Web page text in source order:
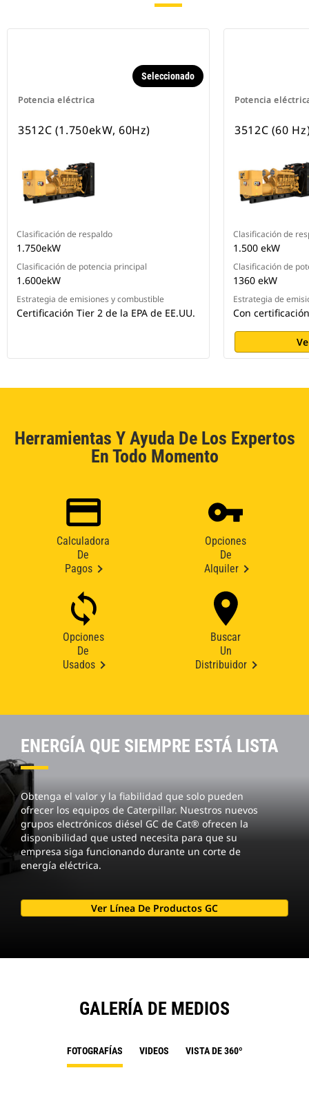
Potencia eléctrica
Seleccionado
3512C (1.750ekW, 60Hz)
Clasificación de respaldo
1.750ekW
Clasificación de potencia principal
1.600ekW
Estrategia de emisiones y combustible
Certificación Tier 2 de la EPA de EE.UU.
Potencia
3512C (60
Clasificación de
1.500 ekW
Clasificación de
1360 ekW
Estrategia de
Con
Herramientas Y Ayuda De Los Expertos
En Todo Momento
Calculadora
De
Pagos
Opciones
De
Alquiler
Opciones
De
Usados
Buscar
Un
Distribuidor
ENERGÍA QUE SIEMPRE ESTÁ LISTA
Obtenga el valor y la fiabilidad que solo pueden
ofrecer los equipos de Caterpillar. Nuestros nuevos
grupos electrónicos diésel GC de Cat® ofrecen la
disponibilidad que usted necesita para que su
empresa siga funcionando durante un corte de
energía eléctrica.
Ver Línea De Productos GC
GALERÍA DE MEDIOS
FOTOGRAFÍAS VIDEOS VISTA DE 360º